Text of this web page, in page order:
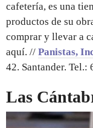
cafetería, es una
productos de su
comprar y llevar a
aquí. // Panistas,
42. Santander. Tel.:
Las